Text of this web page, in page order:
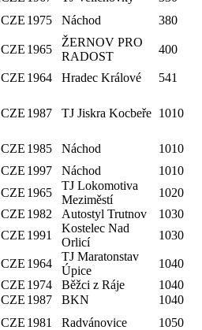
CZE 1975 Náchod 380
CZE 1965
ŽERNOV PRO
RADOST
400
CZE 1964 Hradec Králové 541
CZE 1987 TJ Jiskra Kocbeře 1010
CZE 1985 Náchod
1010
CZE 1997 Náchod
1010
CZE 1965
TJ Lokomotiva
Meziměstí
1020
CZE 1982 Autostyl Trutnov
1030
CZE 1991
Kostelec Nad
Orlicí
1030
CZE 1964
TJ Maratonstav
Úpice
1040
CZE 1974 Běžci z Ráje
1040
CZE 1987 BKN
1040
CZE 1981 Radvánovice 1050